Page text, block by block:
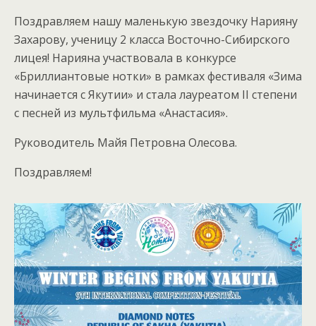
Поздравляем нашу маленькую звездочку Нарияну
Захарову, ученицу 2 класса Восточно-Сибирского
лицея! Нарияна участвовала в конкурсе
«Бриллиантовые нотки» в рамках фестиваля «Зима
начинается с Якутии» и стала лауреатом II степени
с песней из мультфильма «Анастасия».
Руководитель Майя Петровна Олесова.
Поздравляем!